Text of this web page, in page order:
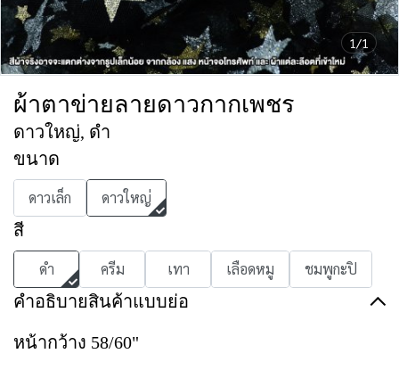
1/1
ผ้าตาข่ายลายดาวกากเพชร
ดาวใหญ่, ดำ
ขนาด
ดาวเล็ก ดาวใหญ่
สี
ดำ ครีม เทา เลือดหมู ชมพูกะปิ
คำอธิบายสินค้าแบบย่อ
หน้ากว้าง 58/60"